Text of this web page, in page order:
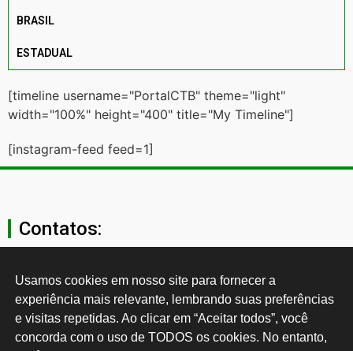
BRASIL
ESTADUAL
[timeline username="PortalCTB" theme="light"
width="100%" height="400" title="My Timeline"]
[instagram-feed feed=1]
Contatos:
secgeral@ctb.org.br
11 3874-0040
Rua Cardoso de Almeida, 1843, Sumaré São Paulo - SP -
Usamos cookies em nosso site para fornecer a
experiência mais relevante, lembrando suas preferências
e visitas repetidas. Ao clicar em “Aceitar todos”, você
concorda com o uso de TODOS os cookies. No entanto,